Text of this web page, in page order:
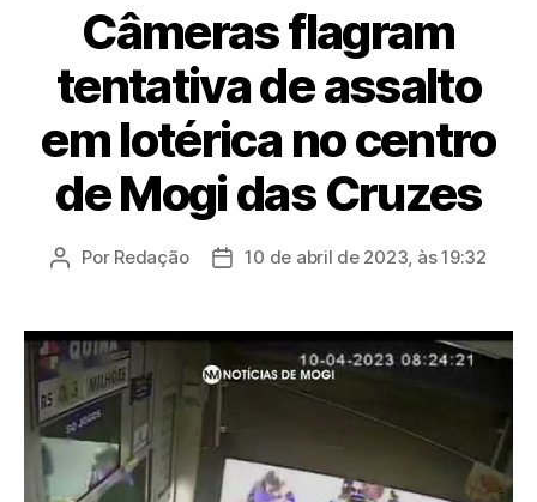
Câmeras flagram
tentativa de assalto
em lotérica no centro
de Mogi das Cruzes
Autor
Por Redação
Data10 de abril de 2023, às 19:32